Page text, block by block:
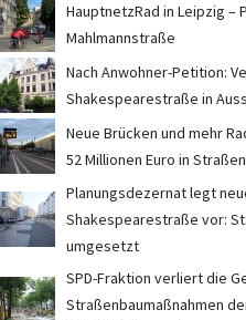
HauptnetzRad in Leipzig –
Mahlmannstraße
Nach Anwohner-Petition:
Shakespearestraße in
Neue Brücken und mehr
52 Millionen Euro in
Planungsdezernat legt
Shakespearestraße vor:
umgesetzt
SPD-Fraktion verliert die
Straßenbaumaßnahmen